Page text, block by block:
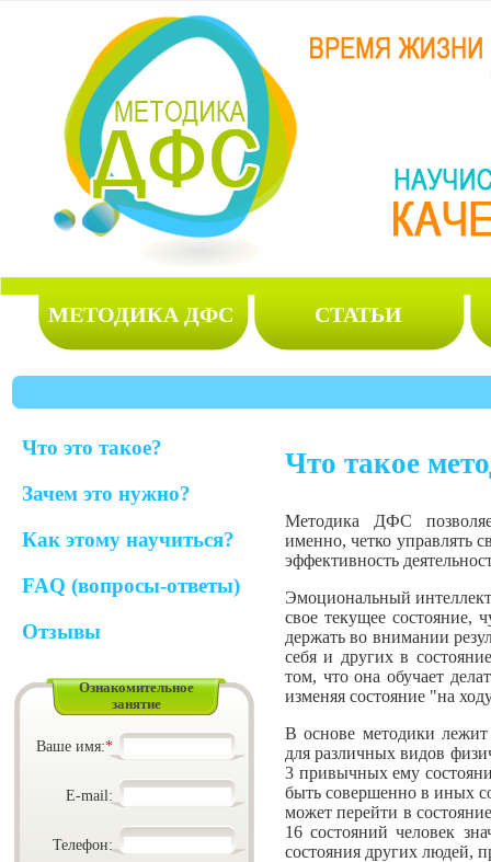
МЕТОДИКА ДФС СТАТЬИ
Что это такое?
Зачем это нужно?
Как этому научиться?
FAQ (вопросы-ответы)
Отзывы
Ознакомительное
занятие
Ваше имя:*
E-mail:
Телефон:
Что такое
Методика ДФС
именно, четко управлять
эффективность
Эмоциональный
свое текущее состояние,
держать во внимании
себя и других в
том, что она обучает
изменяя состояние "на
В основе методики лежит
для различных видов
3 привычных ему
быть совершенно в иных
может перейти в
16 состояний человек
состояния других людей,